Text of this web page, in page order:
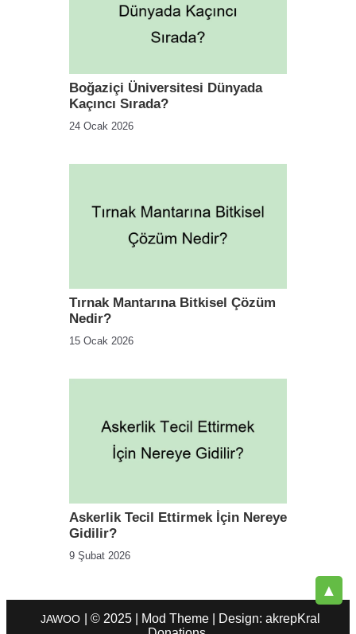
Boğaziçi Üniversitesi Dünyada
Kaçıncı Sırada?
24 Ocak 2026
Tırnak Mantarına Bitkisel Çözüm
Nedir?
15 Ocak 2026
Askerlik Tecil Ettirmek İçin Nereye
Gidilir?
9 Şubat 2026
▲
JAWOO | © 2025 | Mod Theme | Design: akrepKral